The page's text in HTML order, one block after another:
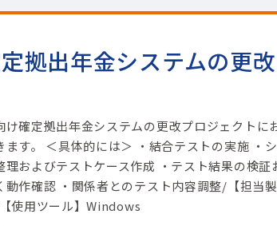
拠出年金システムの更
け確定拠出年金システムの更改プロジェクトに
ます。 ＜具体的には＞ ・結合テストの実施 ・
理およびテストケース作成 ・テスト結果の検
動作確認 ・関係者とのテスト内容調整/【担当
使用ツール】Windows